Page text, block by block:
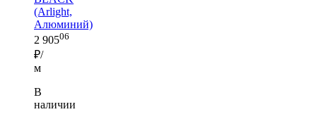
(Arlight,
Алюминий)
2 90506
₽/
м
В
наличии